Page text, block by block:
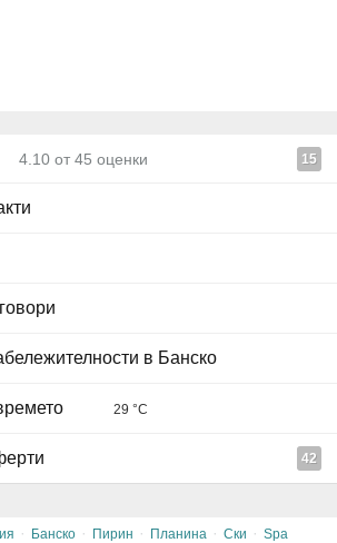
4.10 от 45 оценки 15
в Банско
29 °C
42
· Банско · Пирин · Планина · Ски · Spa